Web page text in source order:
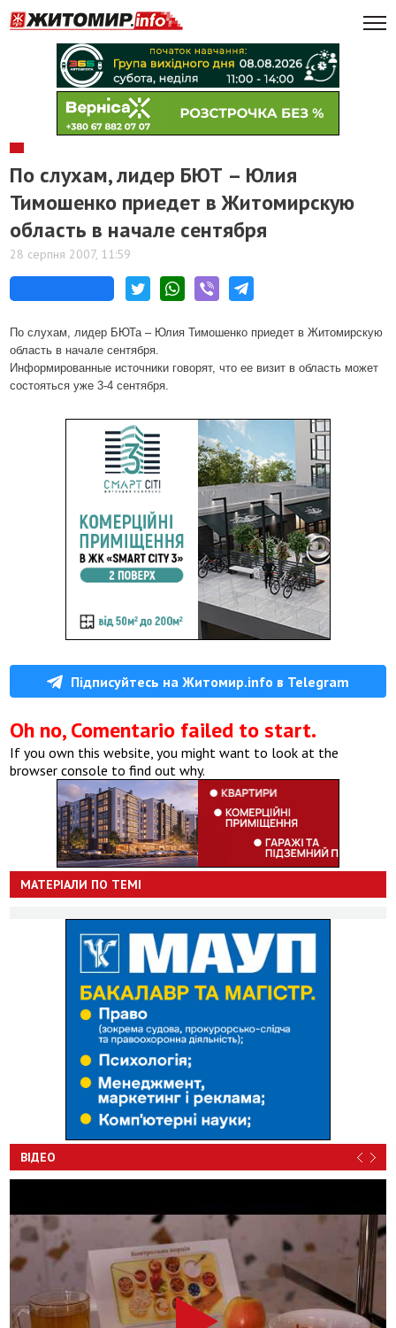
По слухам, лидер БЮТ – Юлия
Тимошенко приедет в Житомирскую
область в начале сентября
28 серпня 2007, 11:59
По слухам, лидер БЮТа – Юлия Тимошенко приедет в Житомирскую
область в начале сентября.
Информированные источники говорят, что ее визит в область может
состояться уже 3-4 сентября.
Підписуйтесь на Житомир.info в Telegram
Oh no, Comentario failed to start.
If you own this website, you might want to look at the
browser console to find out why.
МАТЕРІАЛИ ПО ТЕМІ
ВІДЕО